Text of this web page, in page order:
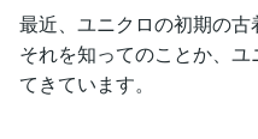
最近、ユニクロの初期の古
それを知ってのことか、
てきています。